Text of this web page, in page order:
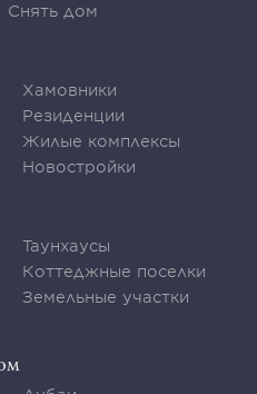
Снять дом
Хамовники
Резиденции
Жилые комплексы
Новостройки
Таунхаусы
Коттеджные поселки
Земельные участки